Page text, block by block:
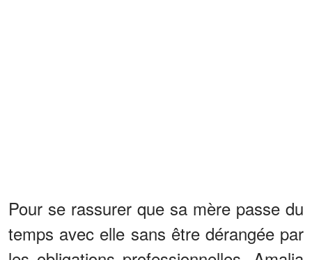
Pour se rassurer que sa mère passe du
temps avec elle sans être dérangée par